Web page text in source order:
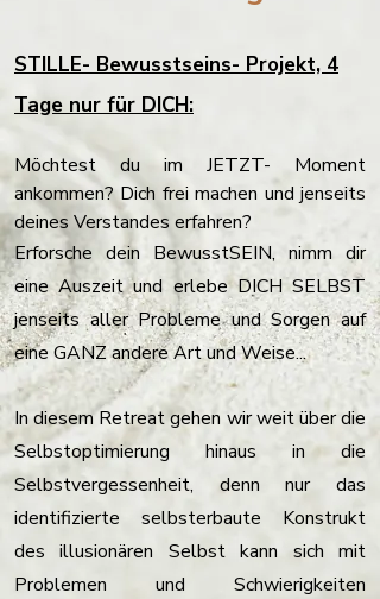
STILLE- Bewusstseins- Projekt, 4
Tage nur für DICH:
Möchtest du im JETZT- Moment
ankommen?Dich frei machen und jenseits
deines Verstandes erfahren?
Erforsche dein BewusstSEIN, nimm dir
eine Auszeit und erlebe DICH SELBST
jenseits aller Probleme und Sorgen auf
eine GANZ andere Art und Weise...
In diesem Retreat gehen wir weit über die
Selbstoptimierung hinaus in die
Selbstvergessenheit, denn nur das
identifizierte selbsterbaute Konstrukt
des illusionären Selbst kann sich mit
Problemen und Schwierigkeiten